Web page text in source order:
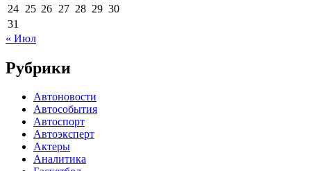
24 25 26 27 28 29 30
31
« Июл
Рубрики
Автоновости
Автособытия
Автоспорт
Автоэксперт
Актеры
Аналитика